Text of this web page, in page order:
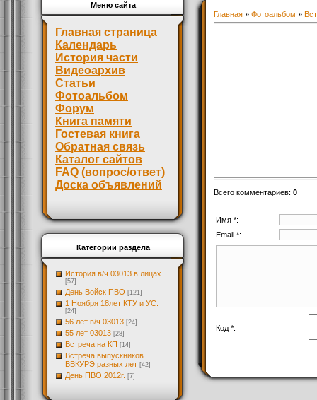
Меню сайта
Главная страница
Календарь
История части
Видеоархив
Статьи
Фотоальбом
Форум
Книга памяти
Гостевая книга
Обратная связь
Каталог сайтов
FAQ (вопрос/ответ)
Доска объявлений
Категории раздела
История в/ч 03013 в лицах
[57]
День Войск ПВО [121]
1 Ноября 18лет КТУ и УС.
[24]
56 лет в/ч 03013 [24]
55 лет 03013 [28]
Встреча на КП [14]
Встреча выпускников
ВВКУРЭ разных лет [42]
День ПВО 2012г. [7]
Главная » Фотоальбом »
Всего комментариев: 0
Имя *:
Email *:
Код *: